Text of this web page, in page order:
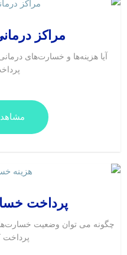
مراکز
آیا هزینه‌ها و خسارت‌های
پرداخت
چگونه می توان وضعیت
پرداخت